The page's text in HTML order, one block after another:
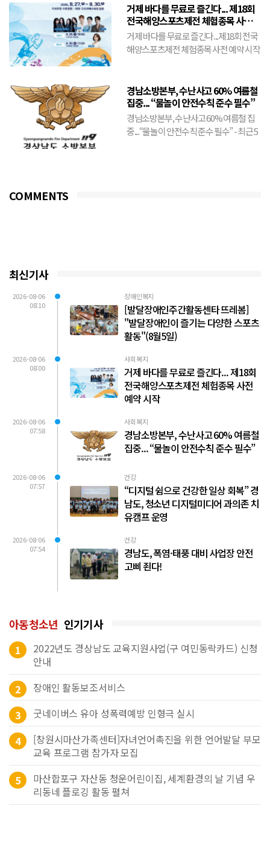
거제 바다를 무료로 즐긴다... 제18회
전국해양스포츠제전 체험종목 사전
예약 시작
거제 바다를 무료로 즐긴다...제18회 전국
해양스포츠제전 체험종목 사전 예약 시작
경남소방본부, 수난사고 60% 여름철
집중... “물놀이 안전수칙 준수 필수”
경남소방본부, 수난사고 60% 여름철 집
중...“물놀이 안전수칙 준수 필수” - 최근 5
COMMENTS
최신기사
2026-08-06
08:10
장애인복지
[발달장애인주간활동센타 뜨레봄]
"발달장애인이 즐기는 다양한 스포츠
활동"(8월5일)
2026-08-06
08:00
사회복지
거제 바다를 무료로 즐긴다... 제18회
전국해양스포츠제전 체험종목 사전
예약 시작
2026-08-06
07:58
사회복지
경남소방본부, 수난사고 60% 여름철
집중... “물놀이 안전수칙 준수 필수”
2026-08-06
07:57
건강
“디지털 쉼으로 건강한 일상 회복” 경
남도, 청소년 디지털미디어 과의존 치
유캠프 운영
2026-08-06
07:54
건강
경남도, 폭염·태풍 대비 사업장 안전
고삐 죈다!
아동청소년 인기기사
1
2022년도 경상남도 교육지원사업(구 여민동락카드) 신청
안내
2
장애인 활동보조서비스
3
굿네이버스 유아 성폭력예방 인형극 실시
4
[창원시마산가족센터]자녀언어촉진을 위한 언어발달 부모
교육 프로그램 참가자 모집
5
마산합포구 자산동 청운어린이집, 세계환경의 날 기념 우
리동네 플로깅 활동 펼쳐